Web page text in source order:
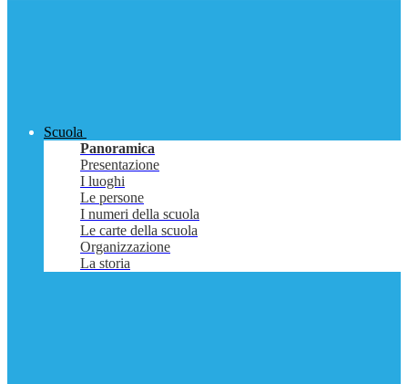
Scuola
Panoramica
Presentazione
I luoghi
Le persone
I numeri della scuola
Le carte della scuola
Organizzazione
La storia